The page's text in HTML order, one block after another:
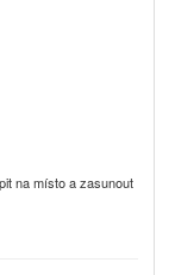
na místo a zasunout